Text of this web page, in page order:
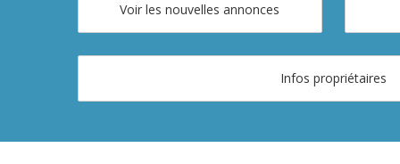
Voir les nouvelles annonces
Infos propriétaires